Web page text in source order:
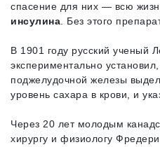
спасение для них — всю
инсулина . Без этого
В 1901 году русский ученый
экспериментально
поджелудочной железы
уровень сахара в крови, и
Через 20 лет молодым
хирургу и физиологу